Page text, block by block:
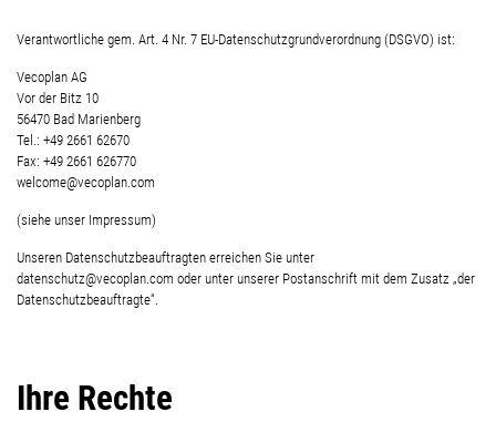
Verantwortliche gem. Art. 4 Nr. 7 EU-Datenschutzgrundverordnung (DSGVO) ist:
Vecoplan AG
Vor der Bitz 10
56470 Bad Marienberg
Tel.: +49 2661 62670
Fax: +49 2661 626770
welcome@vecoplan.com
(siehe unser Impressum)
Unseren Datenschutzbeauftragten erreichen Sie unter
datenschutz@vecoplan.com oder unter unserer Postanschrift mit dem Zusatz „der
Datenschutzbeauftragte“.
Ihre Rechte